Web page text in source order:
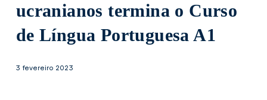
ucranianos termina o Curso
de Língua Portuguesa A1
3 fevereiro 2023